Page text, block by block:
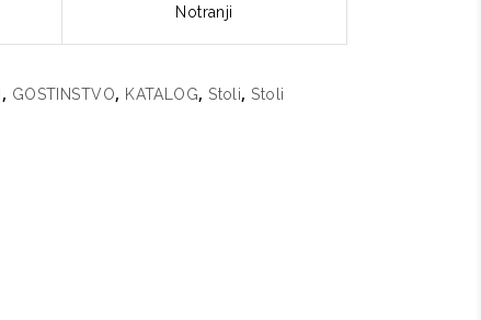
Notranji
, GOSTINSTVO, KATALOG,Stoli,Stoli